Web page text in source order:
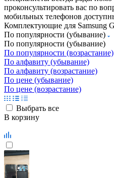
проконсультировать вас по
мобильных телефонов
Комплектующие для Samsung
По популярности (убывание)
По популярности (убывание)
По популярности (возрастание)
По алфавиту (убывание)
По алфавиту (возрастание)
По цене (убывание)
По цене (возрастание)
Выбрать все
В корзину